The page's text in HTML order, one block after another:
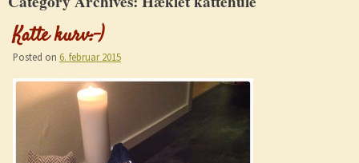
Katte kurv:-)
Posted on 6. februar 2015